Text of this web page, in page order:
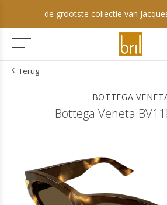
de grootste collectie van
Terug
BOTTEGA
Bottega Veneta